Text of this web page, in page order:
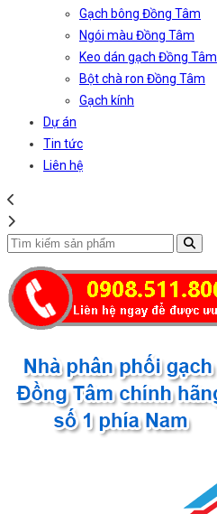
Gạch bông Đồng Tâm
Ngói màu Đồng Tâm
Keo dán gạch Đồng Tâm
Bột chà ron Đồng Tâm
Gạch kính
Dự án
Tin tức
Liên hệ